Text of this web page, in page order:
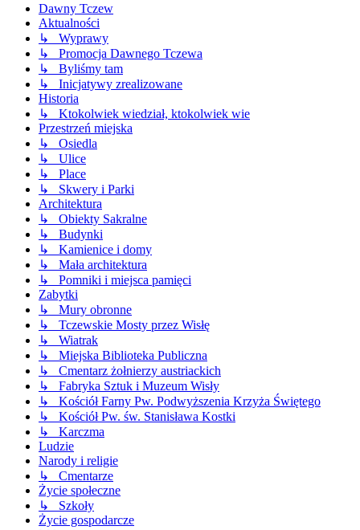
Dawny Tczew
Aktualności
↳ Wyprawy
↳ Promocja Dawnego Tczewa
↳ Byliśmy tam
↳ Inicjatywy zrealizowane
Historia
↳ Ktokolwiek wiedział, ktokolwiek wie
Przestrzeń miejska
↳ Osiedla
↳ Ulice
↳ Place
↳ Skwery i Parki
Architektura
↳ Obiekty Sakralne
↳ Budynki
↳ Kamienice i domy
↳ Mała architektura
↳ Pomniki i miejsca pamięci
Zabytki
↳ Mury obronne
↳ Tczewskie Mosty przez Wisłę
↳ Wiatrak
↳ Miejska Biblioteka Publiczna
↳ Cmentarz żołnierzy austriackich
↳ Fabryka Sztuk i Muzeum Wisły
↳ Kościół Farny Pw. Podwyższenia Krzyża Świętego
↳ Kościół Pw. św. Stanisława Kostki
↳ Karczma
Ludzie
Narody i religie
↳ Cmentarze
Życie społeczne
↳ Szkoły
Życie gospodarcze